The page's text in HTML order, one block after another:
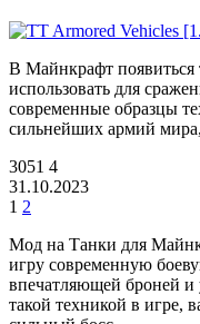
В Майнкрафт
использовать для
современные образцы
сильнейших армий
3051 4
31.10.2023
1 2
Мод на Танки для
игру современную
впечатляющей броней и
такой техникой в игре,